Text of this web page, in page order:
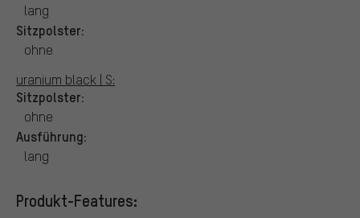
lang
Sitzpolster:
ohne
uranium black | S:
Sitzpolster:
ohne
Ausführung:
lang
Produkt-Features: